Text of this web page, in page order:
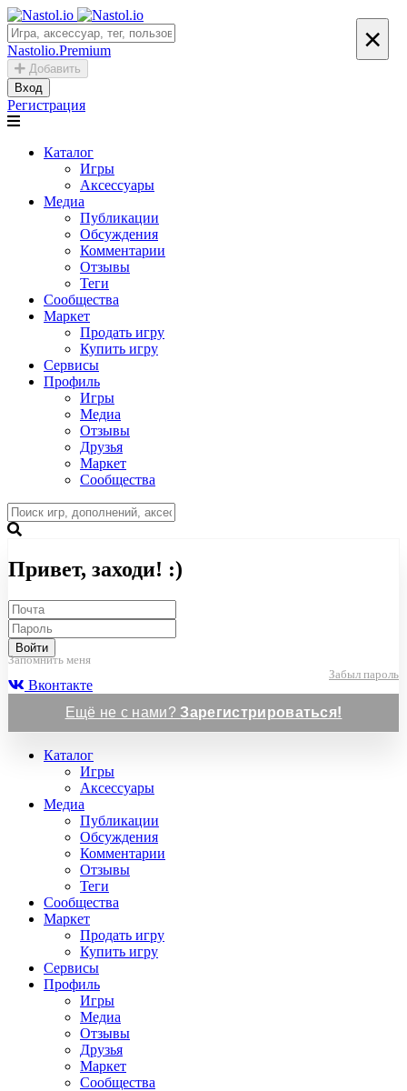
Nastolio.Premium
Добавить
Вход
Регистрация
Каталог
Игры
Аксессуары
Медиа
Публикации
Обсуждения
Комментарии
Отзывы
Теги
Сообщества
Маркет
Продать игру
Купить игру
Сервисы
Профиль
Игры
Медиа
Отзывы
Друзья
Маркет
Сообщества
×
Привет, заходи! :)
Войти
Запомнить меня
Забыл пароль
Вконтакте
Ещё не с нами?Зарегистрироваться!
Каталог
Игры
Аксессуары
Медиа
Публикации
Обсуждения
Комментарии
Отзывы
Теги
Сообщества
Маркет
Продать игру
Купить игру
Сервисы
Профиль
Игры
Медиа
Отзывы
Друзья
Маркет
Сообщества